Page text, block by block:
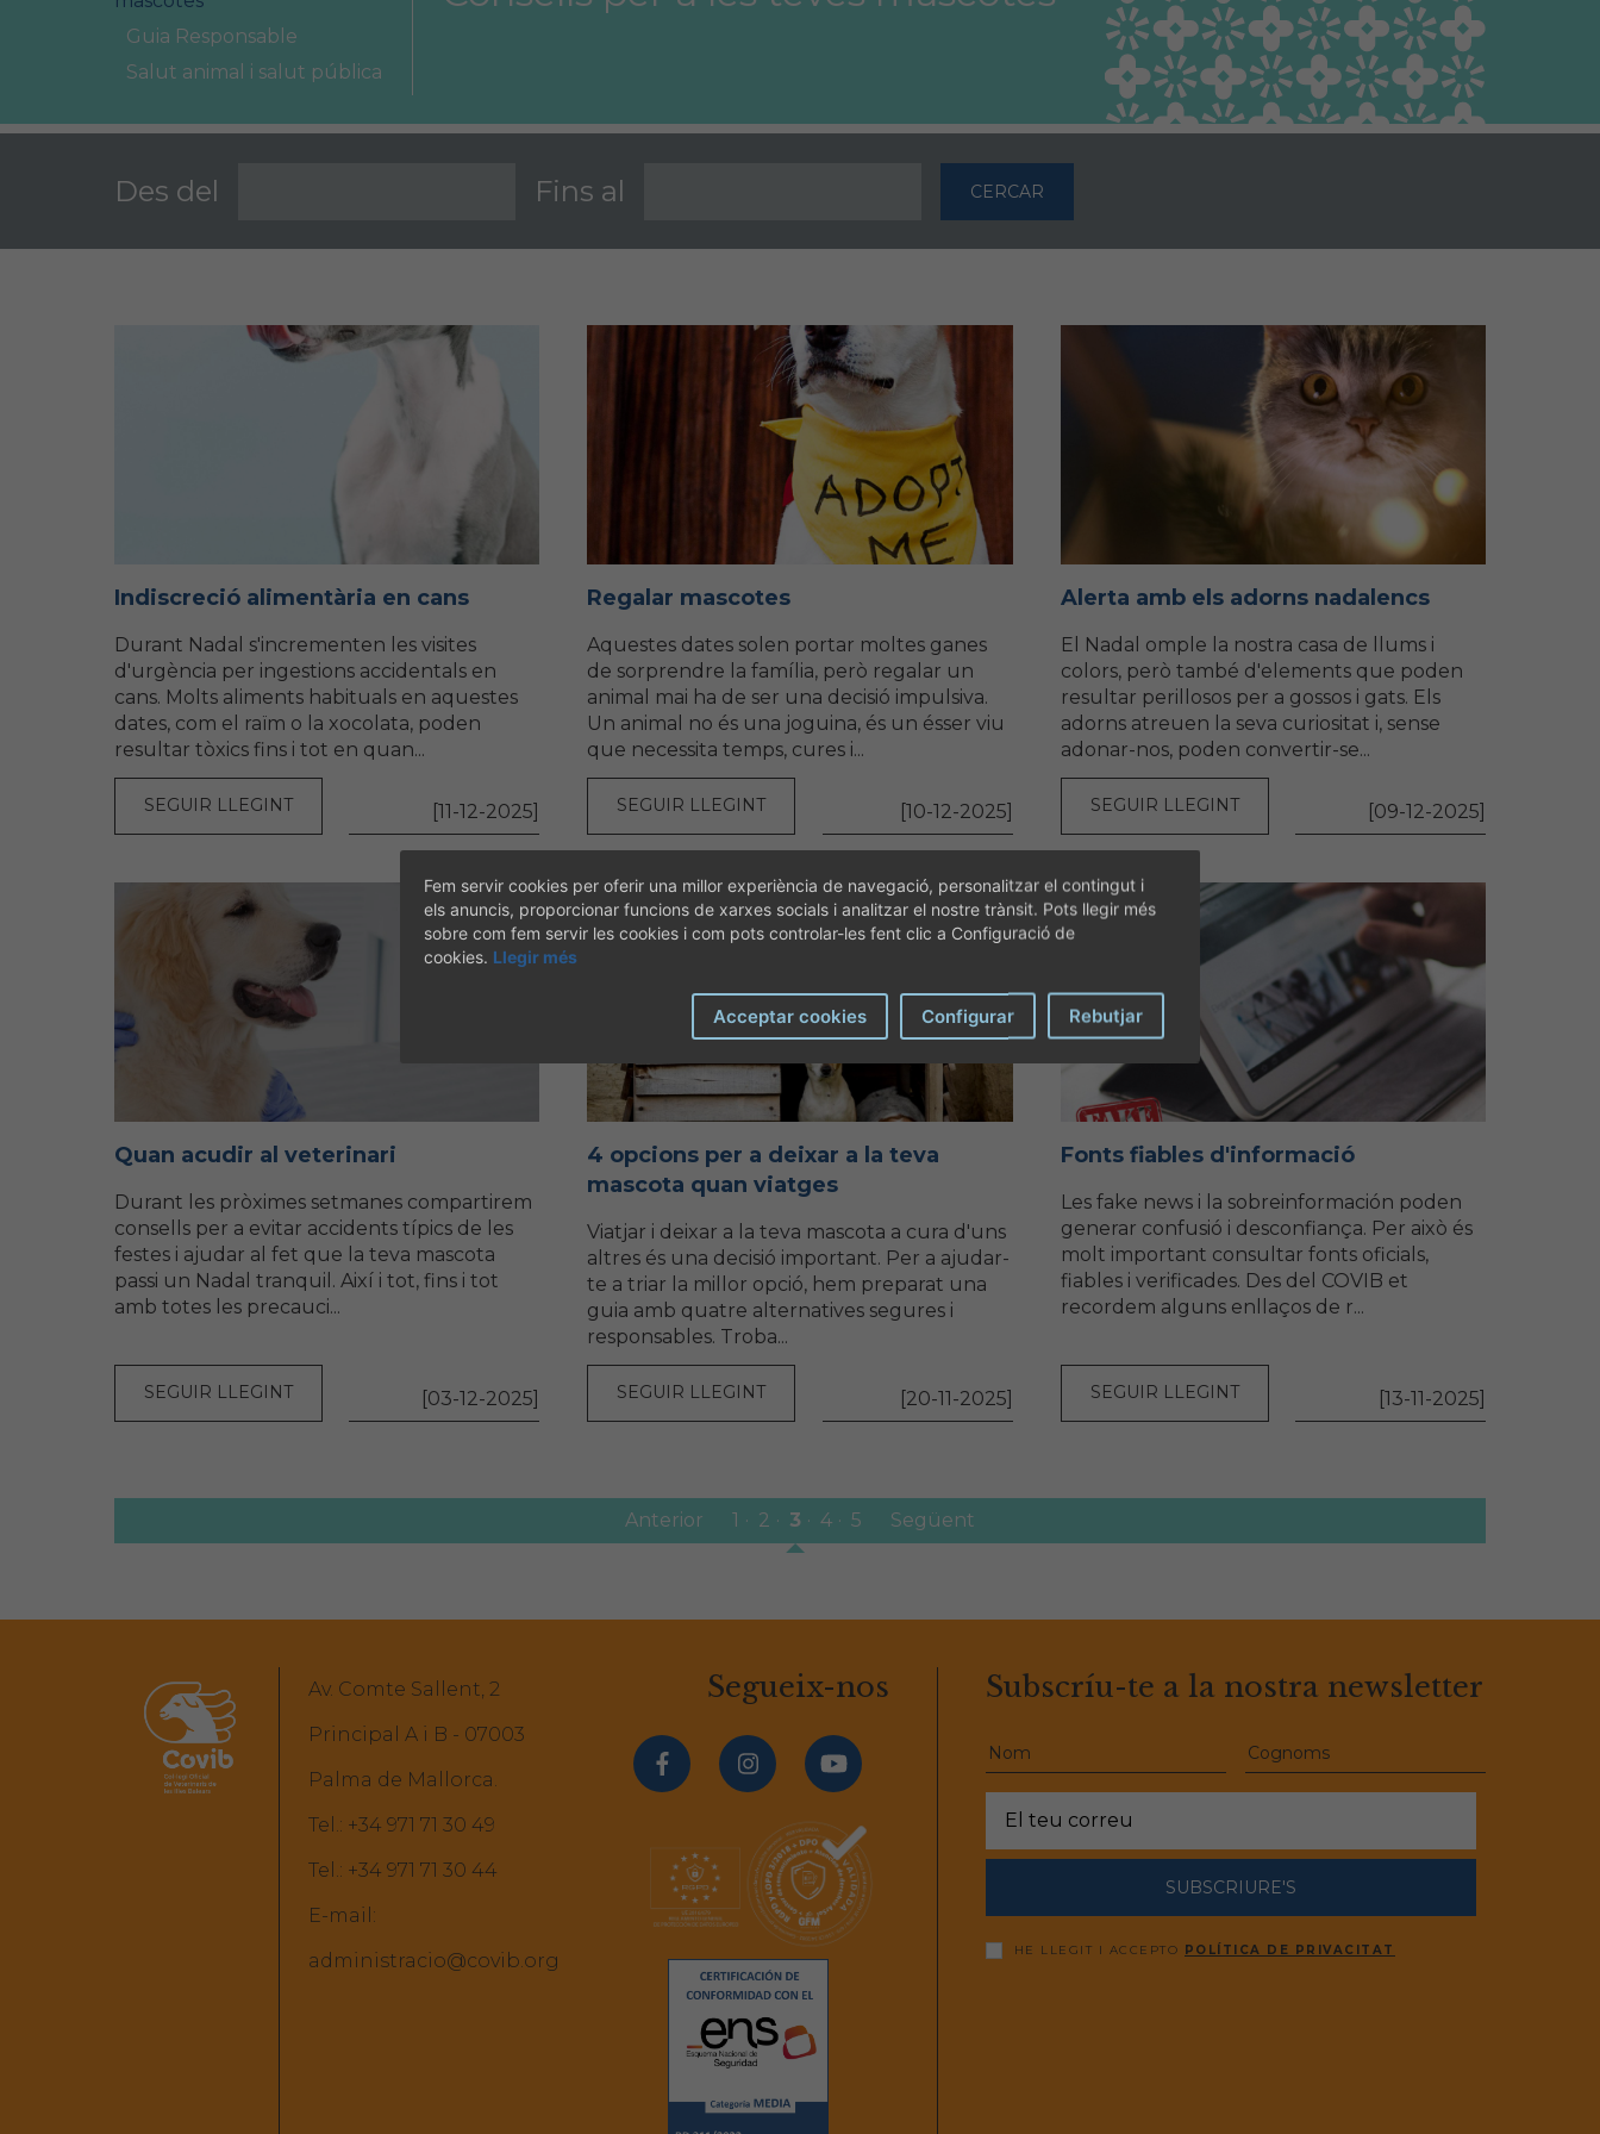
Borsa de treball
Guia Responsable
Salut animal i salut
pública
Guia Responsable
Salut animal i salut pública
Des del Fins al CERCAR
Indiscreció alimentària en cans
Durant Nadal s'incrementen les visites
d'urgència per ingestions accidentals en
cans. Molts aliments habituals en aquestes
dates, com el raïm o la xocolata, poden
resultar tòxics fins i tot en quan...
SEGUIR LLEGINT [11-12-2025]
Regalar mascotes
Aquestes dates solen portar moltes ganes
de sorprendre la família, però regalar un
animal mai ha de ser una decisió impulsiva.
Un animal no és una joguina, és un ésser viu
que necessita temps, cures i...
SEGUIR LLEGINT [10-12-2025]
Alerta amb els adorns nadalencs
El Nadal omple la nostra casa de llums i
colors, però també d'elements que poden
resultar perillosos per a gossos i gats. Els
adorns atreuen la seva curiositat i, sense
adonar-nos, poden convertir-se...
SEGUIR LLEGINT [09-12-2025]
Quan acudir al veterinari
Durant les pròximes setmanes compartirem
consells per a evitar accidents típics de les
festes i ajudar al fet que la teva mascota
passi un Nadal tranquil. Així i tot, fins i tot
amb totes les precauci...
SEGUIR LLEGINT [03-12-2025]
4 opcions per a deixar a la teva
mascota quan viatges
Viatjar i deixar a la teva mascota a cura d'uns
altres és una decisió important. Per a ajudar-
te a triar la millor opció, hem preparat una
guia amb quatre alternatives segures i
responsables. Troba...
SEGUIR LLEGINT [20-11-2025]
Fonts fiables d'informació
Les fake news i la sobreinformación poden
generar confusió i desconfiança. Per això és
molt important consultar fonts oficials,
fiables i verificades. Des del COVIB et
recordem alguns enllaços de r...
SEGUIR LLEGINT [13-11-2025]
Anterior 1 2 3 4 5 Següent
Av. Comte Sallent, 2
Principal A i B - 07003
Palma de Mallorca.
Tel.: +34 971 71 30 49
Tel.: +34 971 71 30 44
E-mail:
administracio@covib.org
Segueix-nos Subscríu-te a la nostra newsletter
SUBSCRIURE'S
HE LLEGIT I ACCEPTO POLÍTICA DE PRIVACITAT
Fem servir cookies per oferir una millor experiència de navegació, personalitzar el contingut i
els anuncis, proporcionar funcions de xarxes socials i analitzar el nostre trànsit. Pots llegir més
sobre com fem servir les cookies i com pots controlar-les fent clic a Configuració de
cookies. Llegir més
Acceptar cookies Configurar Rebutjar